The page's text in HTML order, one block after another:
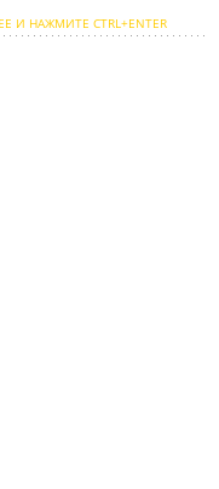
НАЖМИТЕ CTRL+ENTER